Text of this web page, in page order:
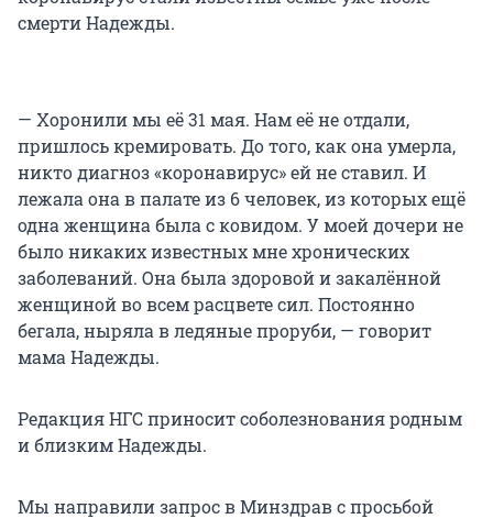
смерти Надежды.
— Хоронили мы её 31 мая. Нам её не отдали,
пришлось кремировать. До того, как она умерла,
никто диагноз «коронавирус» ей не ставил. И
лежала она в палате из 6 человек, из которых ещё
одна женщина была с ковидом. У моей дочери не
было никаких известных мне хронических
заболеваний. Она была здоровой и закалённой
женщиной во всем расцвете сил. Постоянно
бегала, ныряла в ледяные проруби, — говорит
мама Надежды.
Редакция НГС приносит соболезнования родным
и близким Надежды.
Мы направили запрос в Минздрав с просьбой